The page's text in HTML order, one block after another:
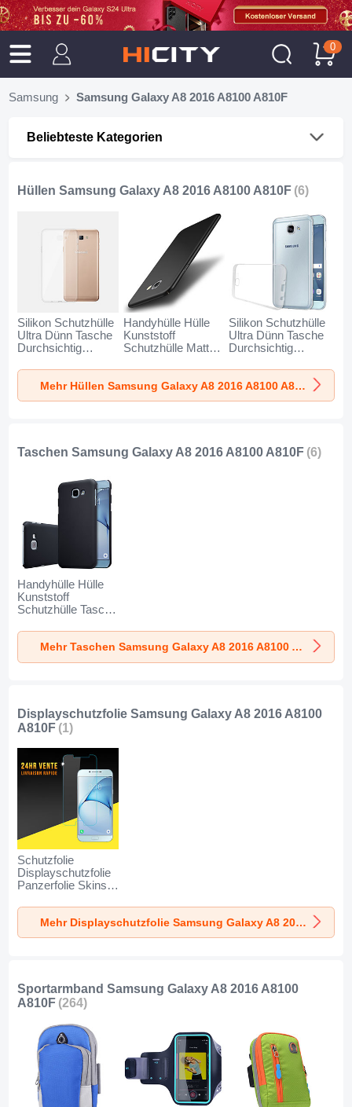
0
Samsung Samsung Galaxy A8 2016 A8100 A810F
Beliebteste Kategorien
Hüllen Samsung Galaxy A8 2016 A8100 A810F (6)
Silikon Schutzhülle
Ultra Dünn Tasche
Durchsichtig
Samsung Galaxy
A8 (2016) A8100
A810F Klar
Handyhülle Hülle
Kunststoff
Schutzhülle Matt
Galaxy A8 (2016)
A8100 A810F
Schwarz
Silikon Schutzhülle
Ultra Dünn Tasche
Durchsichtig
Samsung Galaxy
A8 (2016) A8100
A810F Klar
Mehr Hüllen Samsung Galaxy A8 2016 A8100 A810F
Taschen Samsung Galaxy A8 2016 A8100 A810F (6)
Handyhülle Hülle
Kunststoff
Schutzhülle Tasche
Samsung Galaxy
A8 (2016) A8100
A810F Schwarz
Mehr Taschen Samsung Galaxy A8 2016 A8100 A810F
Displayschutzfolie Samsung Galaxy A8 2016 A8100
A810F (1)
Schutzfolie
Displayschutzfolie
Panzerfolie Skins
Gehärtetes Glas
Glasfolie für
Samsung Galaxy
Mehr Displayschutzfolie Samsung Galaxy A8 2016 A8100 A810F
Sportarmband Samsung Galaxy A8 2016 A8100
A810F (264)